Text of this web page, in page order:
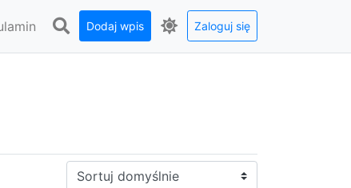
Dodaj wpis Zaloguj się
Sortuj: